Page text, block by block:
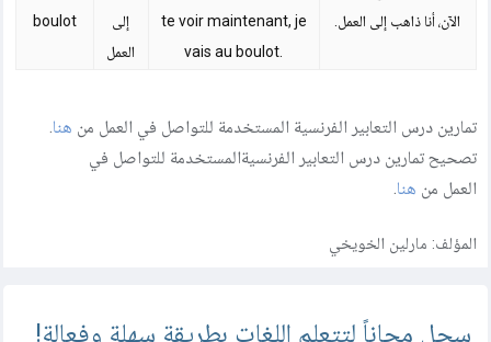
boulot
إلى
العمل
te voir maintenant, je
vais au boulot.
الآن، أنا ذاهب إلى العمل.
تمارين درس التعابير الفرنسية المستخدمة للتواصل في العمل من هنا.
تصحيح تمارين درس التعابير الفرنسيةالمستخدمة للتواصل في
العمل من هنا.
المؤلف: مارلين الخويخي
سجل مجاناً لتتعلم اللغات بطريقة سهلة وفعالة!